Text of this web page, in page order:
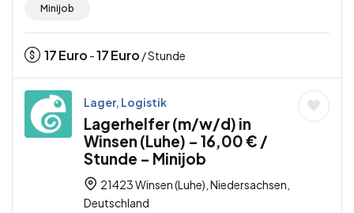
Minijob
17Euro -17Euro / Stunde
Lager, Logistik
Lagerhelfer (m/w/d) in
Winsen (Luhe) – 16,00 € /
Stunde – Minijob
21423 Winsen (Luhe), Niedersachsen,
Deutschland